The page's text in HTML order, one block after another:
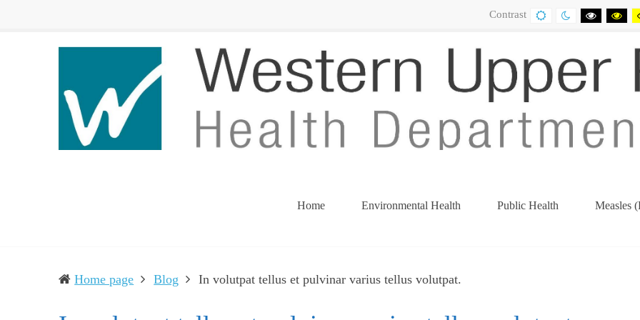
Contrast
DEFAULT
CONTRAST
NIGHT
CONTRAST
BLACK
AND
Home Environmental Health Public Health Measles
Home page Blog In volutpat tellus et pulvinar varius tellus volutpat.